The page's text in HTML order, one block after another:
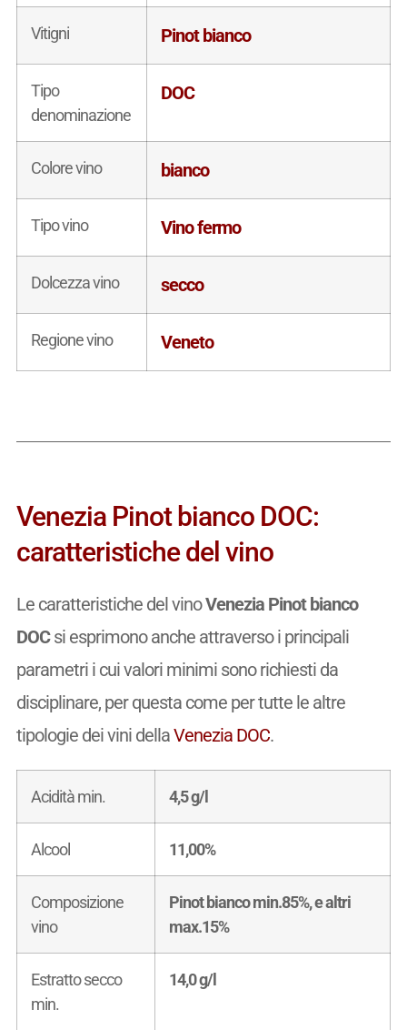
Vitigni Pinot bianco
Tipo
denominazione
DOC
Colore vino bianco
Tipo vino Vino fermo
Dolcezza vino secco
Regione vino Veneto
Venezia Pinot bianco DOC:
caratteristiche del vino
Le caratteristiche del vinoVenezia Pinot bianco
DOCsi esprimono anche attraverso i principali
parametri i cui valori minimi sono richiesti da
disciplinare, per questa come per tutte le altre
tipologie dei vini dellaVenezia DOC.
Acidità min. 4,5 g/l
Alcool 11,00%
Composizione
vino
Pinot bianco min.85%, e altri
max.15%
Estratto secco
min.
14,0 g/l